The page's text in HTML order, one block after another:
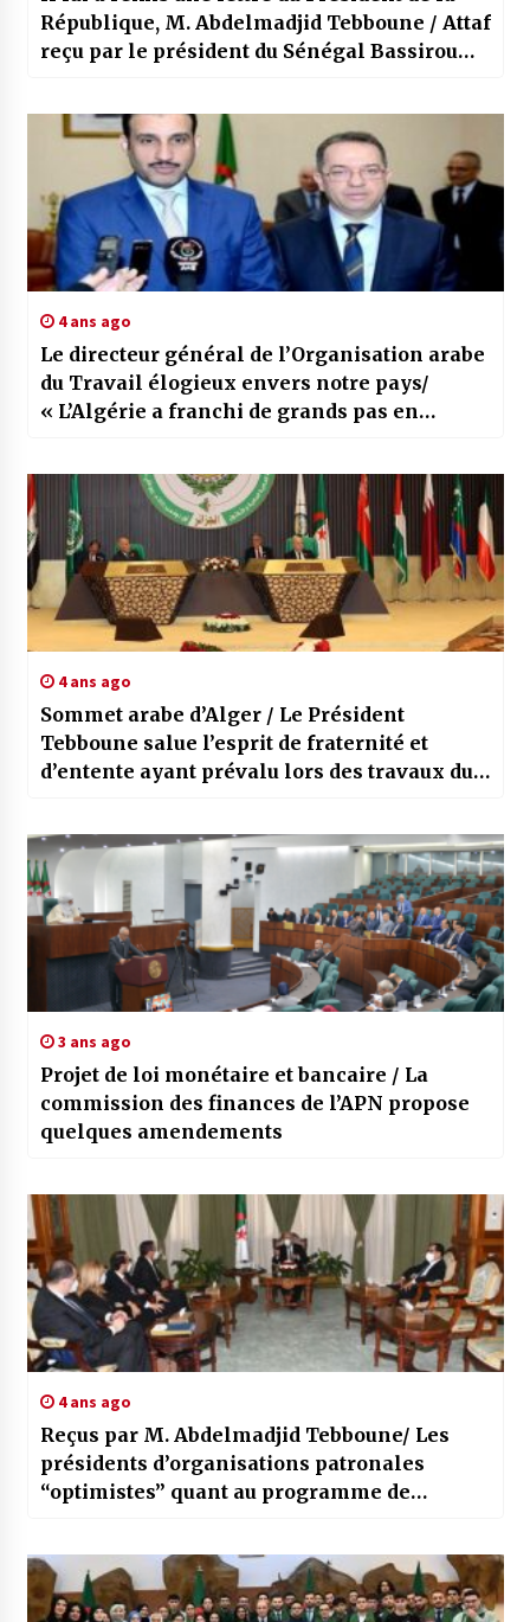
République, M. Abdelmadjid Tebboune / Attaf
reçu par le président du Sénégal Bassirou
4 ans ago
Le directeur général de l’Organisation arabe
du Travail élogieux envers notre pays/
« L’Algérie a franchi de grands pas en
4 ans ago
Sommet arabe d’Alger / Le Président
Tebboune salue l’esprit de fraternité et
d’entente ayant prévalu lors des travaux du
3 ans ago
Projet de loi monétaire et bancaire / La
commission des finances de l’APN propose
quelques amendements
4 ans ago
Reçus par M. Abdelmadjid Tebboune/ Les
présidents d’organisations patronales
“optimistes” quant au programme de